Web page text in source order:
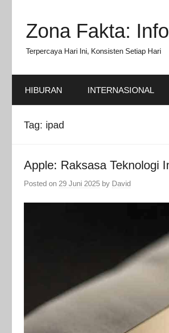
content
Zona Fakta:
Terpercaya Hari Ini, Konsisten Setiap Hari
HIBURAN INTERNASIONAL
Tag: ipad
Apple: Raksasa Teknologi
Posted on 29 Juni 2025 by David